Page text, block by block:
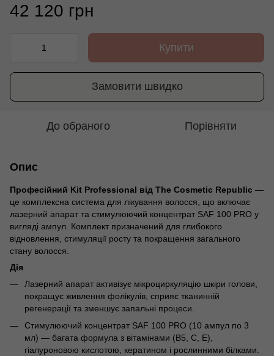
42 120 грн
Купити
Замовити швидко
До обраного Порівняти
Опис
Професійний Kit Professional від The Cosmetic Republic —
це комплексна система для лікування волосся, що включає
лазерний апарат та стимулюючий концентрат SAF 100 PRO у
вигляді ампул. Комплект призначений для глибокого
відновлення, стимуляції росту та покращення загального
стану волосся.
Дія
Лазерний апарат активізує мікроциркуляцію шкіри голови,
покращує живлення фолікулів, сприяє тканинній
регенерації та зменшує запальні процеси.
Стимулюючий концентрат SAF 100 PRO (10 ампул по 3
мл) — багата формула з вітамінами (B5, C, E),
гіалуроновою кислотою, кератином і рослинними білками.